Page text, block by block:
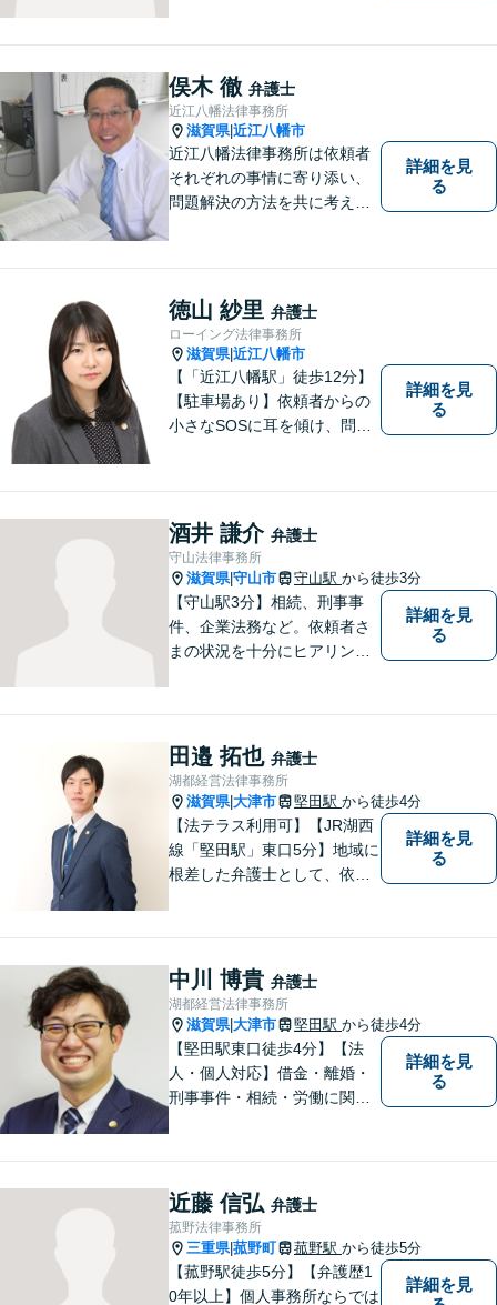
俣木 徹 弁護士
近江八幡法律事務所
滋賀県|近江八幡市
近江八幡法律事務所は依頼者
それぞれの事情に寄り添い、
問題解決の方法を共に考える
方」も、ぜひお気軽にご相談
ください。
詳細を見
る
徳山 紗里 弁護士
ローイング法律事務所
滋賀県|近江八幡市
【「近江八幡駅」徒歩12分】
【駐車場あり】依頼者からの
小さなSOSに耳を傾け、問題
ております。 ぜひ一度私にご
相談ください。
詳細を見
る
酒井 謙介 弁護士
守山法律事務所
滋賀県|守山市 守山駅 から徒歩3分
【守山駅3分】相続、刑事事
件、企業法務など。依頼者さ
まの状況を十分にヒアリング
ます。お気軽にご相談くださ
い【隣接駐車場あり】
詳細を見
る
田邉 拓也 弁護士
湖都経営法律事務所
滋賀県|大津市 堅田駅 から徒歩4分
【法テラス利用可】【JR湖西
線「堅田駅」東口5分】地域に
根差した弁護士として、依頼
ます。弁護士に依頼するのは
敷居が高いとお考えの方も、
まずは一度ご相談ください。
詳細を見
る
中川 博貴 弁護士
湖都経営法律事務所
滋賀県|大津市 堅田駅 から徒歩4分
【堅田駅東口徒歩4分】【法
人・個人対応】借金・離婚・
刑事事件・相続・労働に関す
お話をお聞かせください。
【無料駐車場あり】
詳細を見
る
近藤 信弘 弁護士
菰野法律事務所
三重県|菰野町 菰野駅 から徒歩5分
【菰野駅徒歩5分】【弁護歴1
0年以上】個人事務所ならでは
詳細を見